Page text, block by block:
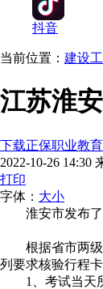
抖音
当前位置： 建设
江苏淮
下载正保职业教
2022-10-26 14:30
打印
字体： 大小
淮安市发布
根据省市两
列要求核验行程
1、考试当天